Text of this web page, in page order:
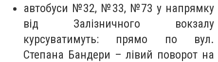
автобуси №32, №33, №73 у напрямку
від Залізничного вокзалу
курсуватимуть: прямо по вул.
Степана Бандери – лівий поворот на